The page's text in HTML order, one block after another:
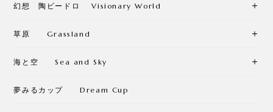
幻想 陶ビードロ Visionary World
草原 Grassland
海と空 Sea and Sky
夢みるカップ Dream Cup